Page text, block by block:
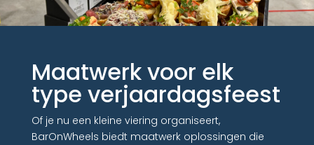
Maatwerk voor elk
type verjaardagsfeest
Of je nu een kleine viering organiseert,
BarOnWheels biedt maatwerk oplossingen die